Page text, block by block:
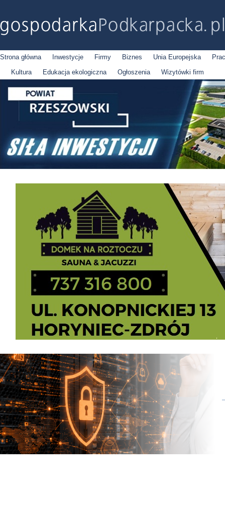
Strona główna Inwestycje Firmy Biznes Unia Europejska
Kultura
Edukacja ekologiczna Ogłoszenia Wizytówki firm